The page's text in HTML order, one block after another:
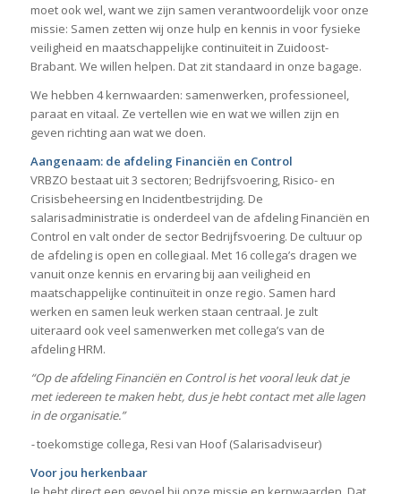
moet ook wel, want we zijn samen verantwoordelijk voor onze
missie: Samen zetten wij onze hulp en kennis in voor fysieke
veiligheid en maatschappelijke continuïteit in Zuidoost-
Brabant. We willen helpen. Dat zit standaard in onze bagage.
We hebben 4 kernwaarden: samenwerken, professioneel,
paraat en vitaal. Ze vertellen wie en wat we willen zijn en
geven richting aan wat we doen.
Aangenaam: de afdeling Financiën en Control
VRBZO bestaat uit 3 sectoren; Bedrijfsvoering, Risico- en
Crisisbeheersing en Incidentbestrijding. De
salarisadministratie is onderdeel van de afdeling Financiën en
Control en valt onder de sector Bedrijfsvoering. De cultuur op
de afdeling is open en collegiaal. Met 16 collega’s dragen we
vanuit onze kennis en ervaring bij aan veiligheid en
maatschappelijke continuïteit in onze regio. Samen hard
werken en samen leuk werken staan centraal. Je zult
uiteraard ook veel samenwerken met collega’s van de
afdeling HRM.
“Op de afdeling Financiën en Control is het vooral leuk dat je
met iedereen te maken hebt, dus je hebt contact met alle lagen
in de organisatie.”
-toekomstige collega, Resi van Hoof (Salarisadviseur)
Voor jou herkenbaar